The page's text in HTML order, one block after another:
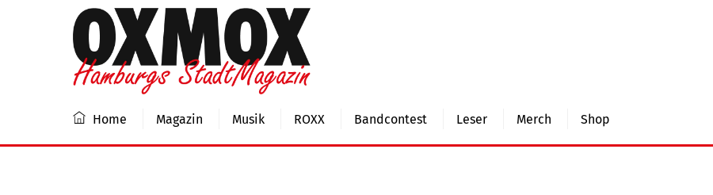
Home Magazin Musik ROXX Bandcontest Leser Merch Shop